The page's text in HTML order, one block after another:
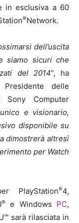
in esclusiva a 60
®Network.
dell’uscita
siamo sicuri che
del 2014”, ha
delle
Computer
e visionario,
disponibile su
dimostrerà altresì
per Watch
PlayStation®4,
® e Windows PC,
sarà rilasciata in